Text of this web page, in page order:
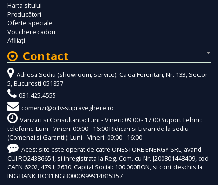
Harta sitului
Producători
Oferte speciale
Vouchere cadou
Afiliaţi
Contact
Adresa Sediu (showroom, service): Calea Ferentari, Nr. 133, Sector
5, Bucuresti 051857
031.425.4555
comenzi@cctv-supraveghere.ro
Vanzari si Consultanta: Luni - Vineri: 09:00 - 17:00 Suport Tehnic
telefonic: Luni - Vineri: 09:00 - 16:00 Ridicari si Livrari de la sediu
(Comenzi si Garantii): Luni - Vineri: 09:00 - 16:00
Acest site este operat de catre ONESTORE ENERGY SRL, avand
CUI RO24386651, si inregistrata la Reg. Com. cu Nr. J200801448409, cod
CAEN 6202, 4791, 2630, Capital Social: 100.000RON, si cont deschis la
ING BANK: RO31INGB0000999914815357